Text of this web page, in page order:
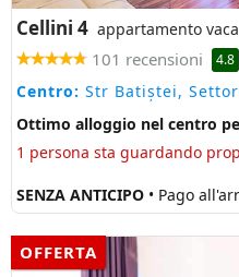
Cellini 4 appartamento
101 recensioni 4.8
Centro: Str Batiștei,
Ottimo alloggio nel centro
1 persona sta guardando
SENZA ANTICIPO • Pago
OFFERTA